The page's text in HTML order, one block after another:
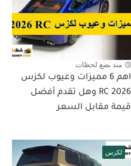
منذ بضع لحظات
اهم 6 مميزات وعيوب لكزس
RC 2026 وهل تقدم أفضل
قيمة مقابل السعر
لكزس